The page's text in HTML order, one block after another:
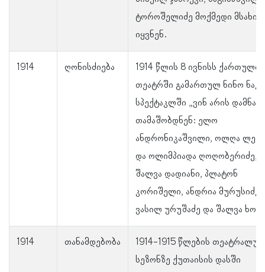
ტოროშელიძე მოქმედი
იყვნენ.
1914 ღონისძიება
1914 წლის 8 ივნისს ქართული
თეატრში გამართულ ნინო
სპექტაკლში „ვინ არის
თამაშობდნენ: ელო
ანდრონიკაშვილი, ოლღა
და ოლიმპიადა ღოღობერიძე,
შალვა დადიანი, პლატონ
კორიშელი, ანდრია მურუსიძე,
ვასილ ურუშაძე და შალვა
1914 თანამდებობა
1914-1915 წლების თეატრალურ
სეზონზე ქუთაისის დასში